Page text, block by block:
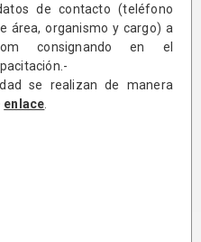
de contacto (teléfono
área, organismo y cargo) a
consignando en el
se realizan de manera
enlace